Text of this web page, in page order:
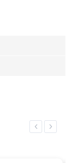
Previous
Next